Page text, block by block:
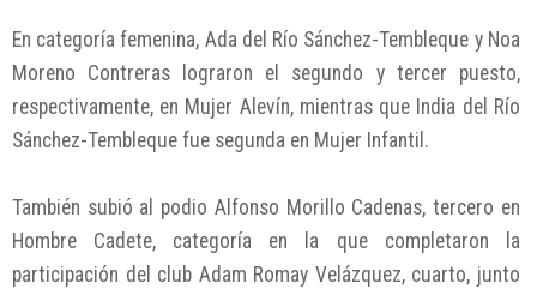
En categoría femenina, Ada del Río Sánchez-Tembleque y Noa
Moreno Contreras lograron el segundo y tercer puesto,
respectivamente, en Mujer Alevín, mientras que India del Río
Sánchez-Tembleque fue segunda en Mujer Infantil.
También subió al podio Alfonso Morillo Cadenas, tercero en
Hombre Cadete, categoría en la que completaron la
participación del club Adam Romay Velázquez, cuarto, junto